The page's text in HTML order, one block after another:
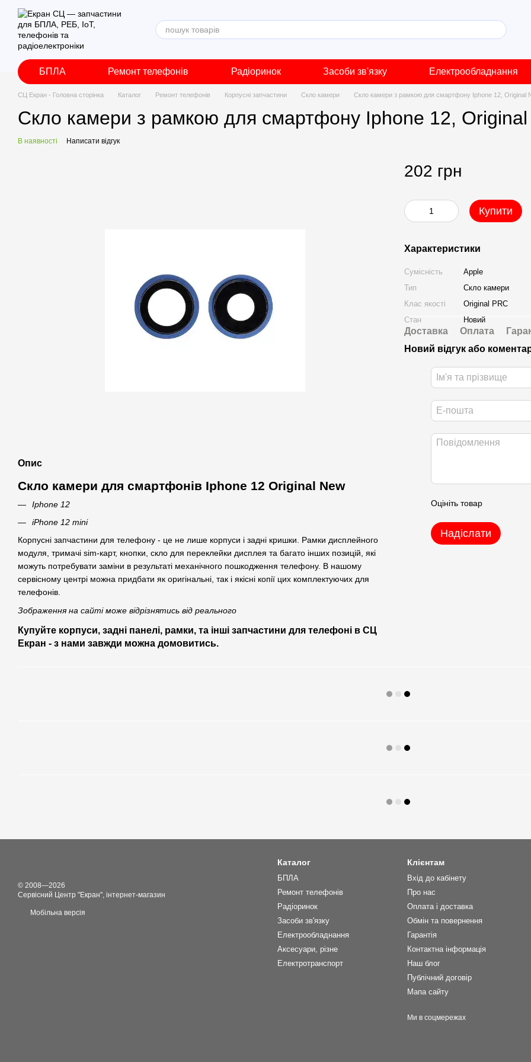
Перейти до основного контенту
БПЛА Ремонт телефонів Радіоринок Засоби зв'язку Електрообладнання
СЦ Екран - Головна сторінка Каталог Ремонт телефонів Корпусні запчастини Скло камери Скло камери з рамкою для смартфону Iphone 12, Original
Скло камери з рамкою для смартфону Iphone 12, Original
В наявності Написати відгук
Опис
Скло камери для смартфонів Iphone 12 Original New
Iphone 12
iPhone 12 mini
Корпусні запчастини для телефону - це не лише корпуси і задні кришки. Рамки дисплейного
модуля, тримачі sim-карт, кнопки, скло для переклейки дисплея та багато інших позицій, які
можуть потребувати заміни в результаті механічного пошкодження телефону. В нашому
сервісному центрі можна придбати як оригінальні, так і якісні копії цих комплектуючих для
телефонів.
Зображення на сайті може відрізнятись від реального
Купуйте корпуси, задні панелі, рамки, та інші запчастини для телефоні в СЦ
Екран - з нами завжди можна домовитись.
202 грн
Купити
Характеристики
Сумісність
Apple
Тип
Скло камери
Клас якості
Original PRC
Стан
Новий
Доставка Оплата
Новий відгук або
Оцініть товар
Надіслати
© 2008—2026
Сервісний Центр "Екран", інтернет-магазин
Мобільна версія
Каталог
БПЛА
Ремонт телефонів
Радіоринок
Засоби зв'язку
Електрообладнання
Аксесуари, різне
Електротранспорт
Клієнтам
Вхід до кабінету
Про нас
Оплата і доставка
Обмін та повернення
Гарантія
Контактна інформація
Наш блог
Публічний договір
Мапа сайту
Ми в соцмережах